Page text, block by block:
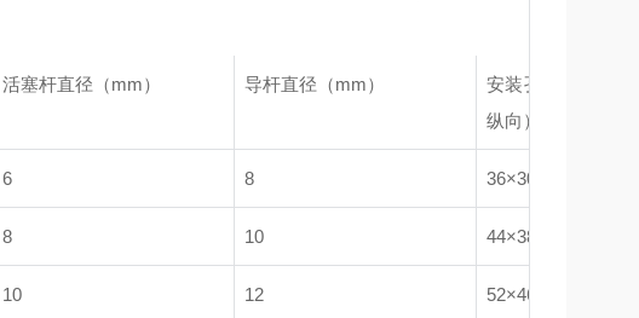
活塞杆直径（mm） 导杆直径（mm）
安装孔间距（mm
纵向）
6 8 36×30
8 10 44×38
10 12 52×46